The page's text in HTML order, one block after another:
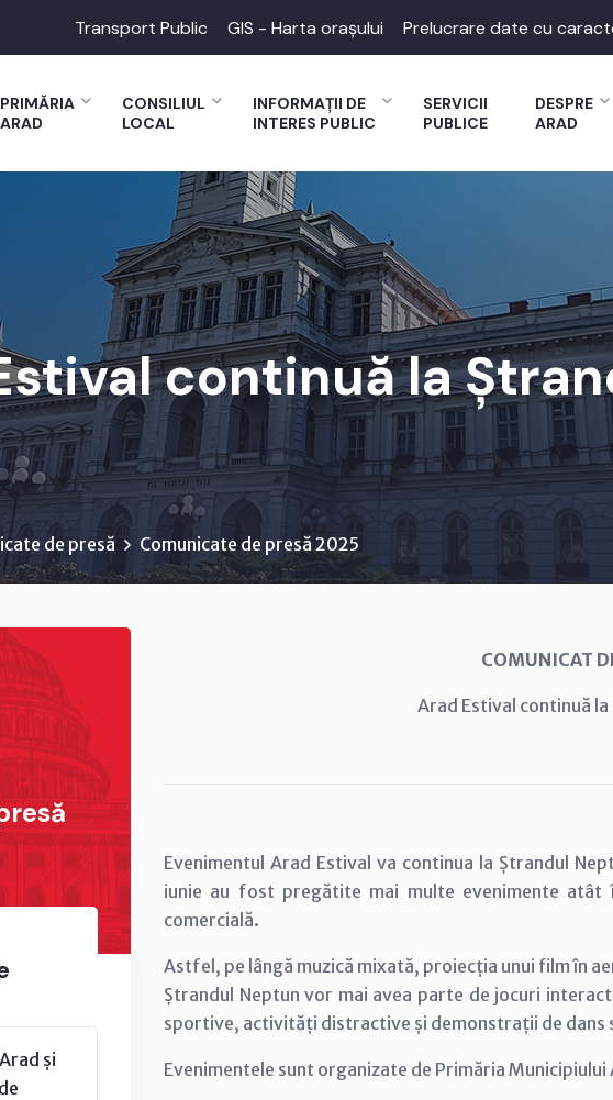
Transport Public GIS - Harta orașului Prelucrare date cu
PRIMĂRIA
ARAD
CONSILIUL
LOCAL
INFORMAȚII DE
INTERES PUBLIC
SERVICII
PUBLICE
DESPRE
ARAD
continuă la
de presă Comunicate de presă 2025
și
COMUNICAT
Arad Estival continuă
Evenimentul Arad Estival va continua la Ștrandul
iunie au fost pregătite mai multe evenimente atât
comercială.
Astfel, pe lângă muzică mixată, proiecția unui film în
Ștrandul Neptun vor mai avea parte de jocuri
sportive, activități distractive și demonstrații de dans
Evenimentele sunt organizate de Primăria